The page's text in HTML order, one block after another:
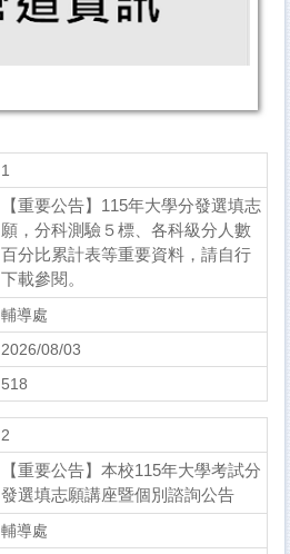
1
【重要公告】115年大學分發選填志
願，分科測驗５標、各科級分人數
百分比累計表等重要資料，請自行
下載參閱。
輔導處
2026/08/03
518
2
【重要公告】本校115年大學考試分
發選填志願講座暨個別諮詢公告
輔導處